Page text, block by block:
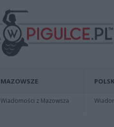
MAZOWSZE
Wiadomości z Mazowsza